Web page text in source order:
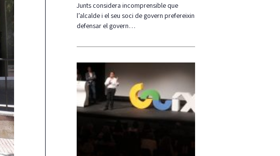
Junts considera incomprensible que
l’alcalde i el seu soci de govern prefereixin
defensar el govern…